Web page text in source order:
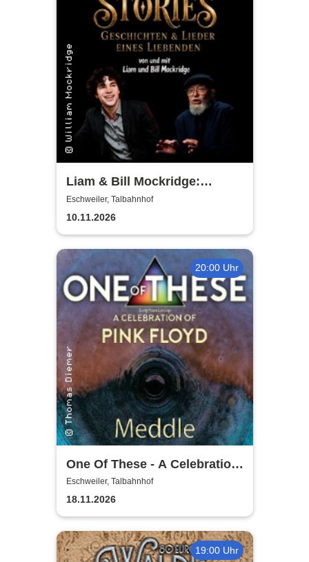
Liam & Bill Mockridge:
STORIES - Geschichten &
Lieder eines Liebenden
Eschweiler, Talbahnhof
10.11.2026
20:00 Uhr
One Of These - A Celebration
of Pink Floyd / Early Years:
Meddle
Eschweiler, Talbahnhof
18.11.2026
19:00 Uhr